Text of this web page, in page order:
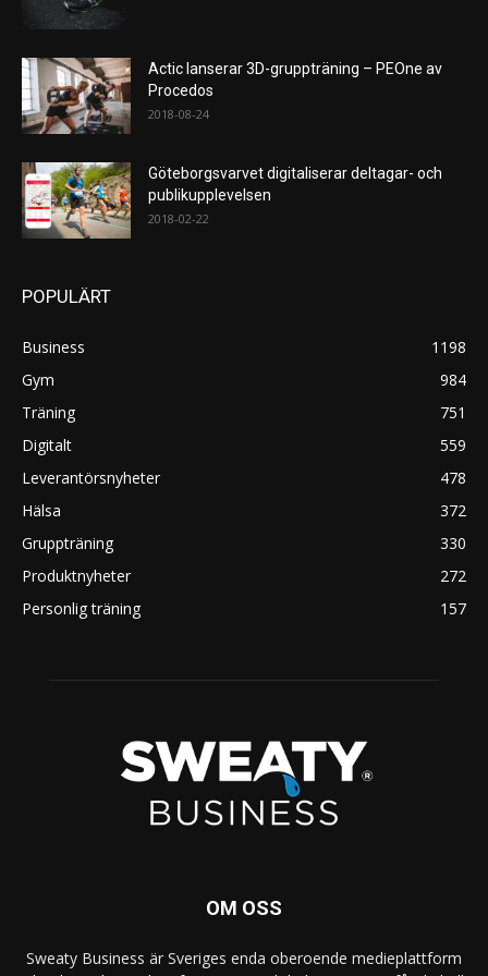
Actic lanserar 3D-gruppträning – PEOne av
Procedos
2018-08-24
Göteborgsvarvet digitaliserar deltagar- och
publikupplevelsen
2018-02-22
POPULÄRT
Business
1198
Gym
984
Träning
751
Digitalt
559
Leverantörsnyheter
478
Hälsa
372
Gruppträning
330
Produktnyheter
272
Personlig träning
157
OM OSS
Sweaty Business är Sveriges enda oberoende medieplattform